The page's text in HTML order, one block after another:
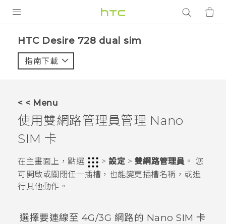
VIVE
VIVERSE
應用程式
支援服務
HTC Desire 728 dual sim‎
指南下載
< < Menu
使用雙網路管理員管理 Nano
SIM 卡
在主畫面上，點選 > 設定 > 雙網路管理員 。 您
可開啟或關閉任一插槽，也能變更插槽名稱，或進
行其他動作。
選擇要連線至 4G/3G 網路的 Nano SIM 卡